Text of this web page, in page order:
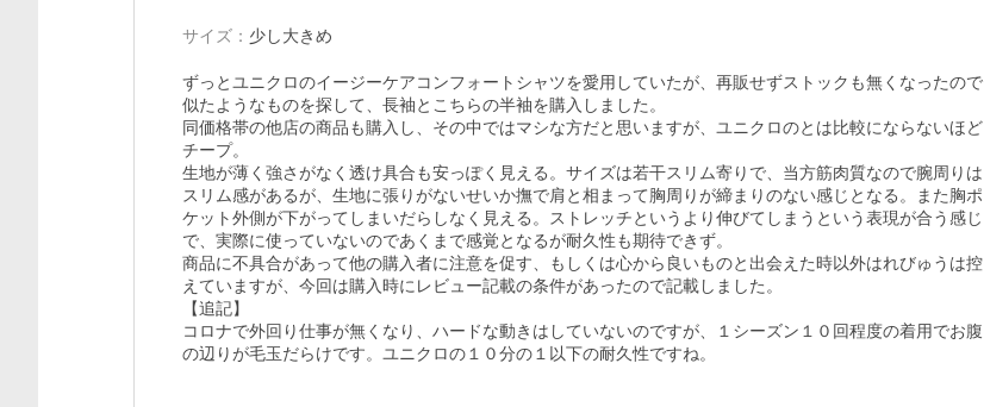
サイズ ： 少し大きめ
ずっとユニクロのイージーケアコンフォートシャツを愛用していたが、再販せずストックも無くなったので
似たようなものを探して、長袖とこちらの半袖を購入しました。
同価格帯の他店の商品も購入し、その中ではマシな方だと思いますが、ユニクロのとは比較にならないほど
チープ。
生地が薄く強さがなく透け具合も安っぽく見える。サイズは若干スリム寄りで、当方筋肉質なので腕周りは
スリム感があるが、生地に張りがないせいか撫で肩と相まって胸周りが締まりのない感じとなる。また胸ポ
ケット外側が下がってしまいだらしなく見える。ストレッチというより伸びてしまうという表現が合う感じ
で、実際に使っていないのであくまで感覚となるが耐久性も期待できず。
商品に不具合があって他の購入者に注意を促す、もしくは心から良いものと出会えた時以外はれびゅうは控
えていますが、今回は購入時にレビュー記載の条件があったので記載しました。
【追記】
コロナで外回り仕事が無くなり、ハードな動きはしていないのですが、１シーズン１０回程度の着用でお腹
の辺りが毛玉だらけです。ユニクロの１０分の１以下の耐久性ですね。